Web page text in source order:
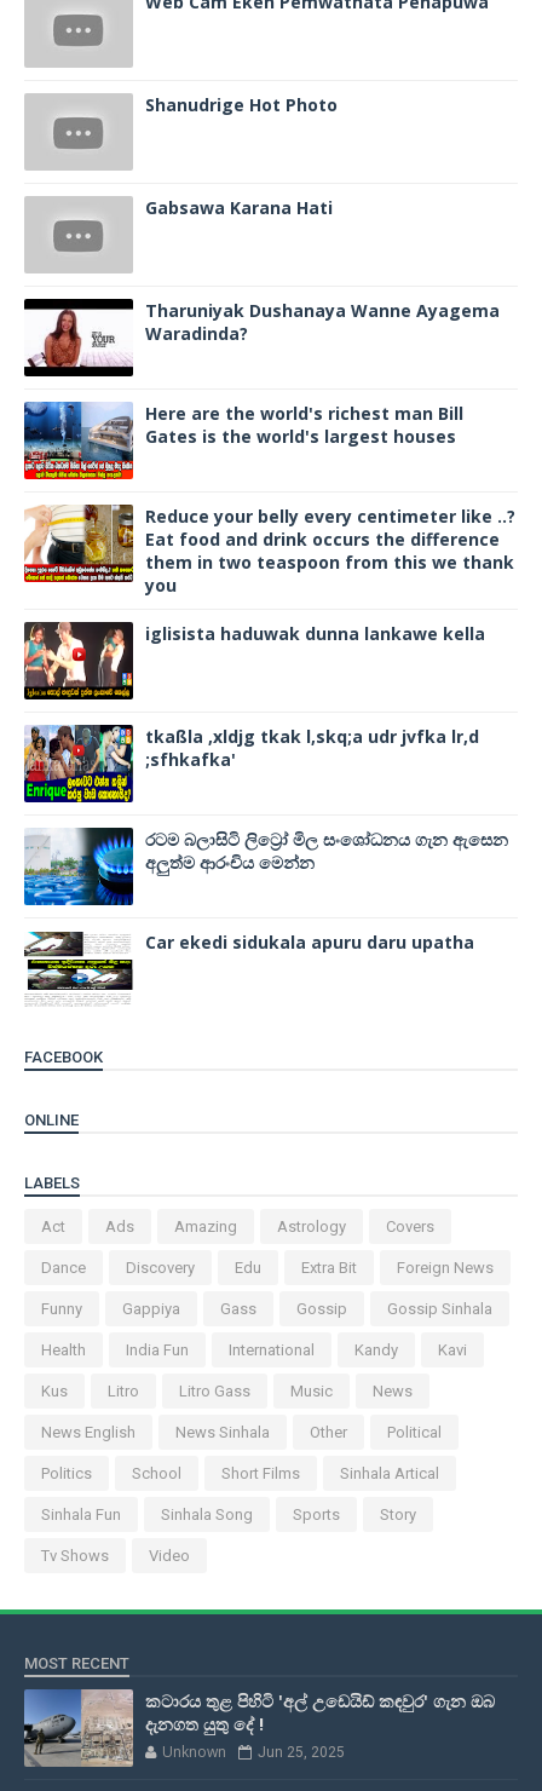
Shanudrige Hot Photo
Gabsawa Karana Hati
Tharuniyak Dushanaya Wanne Ayagema
Waradinda?
Here are the world's richest man Bill
Gates is the world's largest houses
Reduce your belly every centimeter like ..?
Eat food and drink occurs the difference
them in two teaspoon from this we thank
you
iglisista haduwak dunna lankawe kella
tkaßla ,xldjg tkak l,skq;a udr jvfka lr,d
;sfhkafka'
රටම බලාසිටි ලිට්‍රෝ මිල සංශෝධනය ගැන ඇසෙන
අලුත්ම ආරංචිය මෙන්න
Car ekedi sidukala apuru daru upatha
FACEBOOK
ONLINE
LABELS
Act Ads Amazing Astrology Covers
Dance Discovery Edu Extra Bit Foreign News
Funny Gappiya Gass Gossip Gossip Sinhala
Health India Fun International Kandy Kavi
Kus Litro Litro Gass Music News
News English News Sinhala Other Political
Politics School Short Films Sinhala Artical
Sinhala Fun Sinhala Song Sports Story
Tv Shows Video
MOST RECENT
කටාරය තුළ පිහිටි 'අල් උඩෙයිඩ් කඳවුර' ගැන ඔබ
දැනගත යුතු දේ !
Unknown Jun 25, 2025